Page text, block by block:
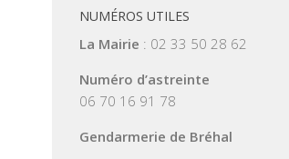
NUMÉROS UTILES
La Mairie : 02 33 50 28 62
Numéro d’astreinte
06 70 16 91 78
Gendarmerie de Bréhal